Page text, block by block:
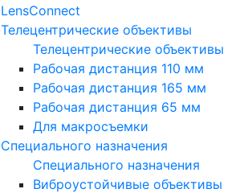
LensConnect
Телецентрические объективы
Телецентрические объективы
Рабочая дистанция 110 мм
Рабочая дистанция 165 мм
Рабочая дистанция 65 мм
Для макросъемки
Специального назначения
Специального назначения
Виброустойчивые объективы